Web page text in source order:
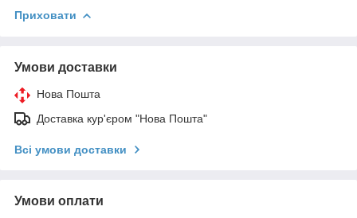
Приховати
Умови доставки
Нова Пошта
Доставка кур'єром "Нова Пошта"
Всі умови доставки
Умови оплати